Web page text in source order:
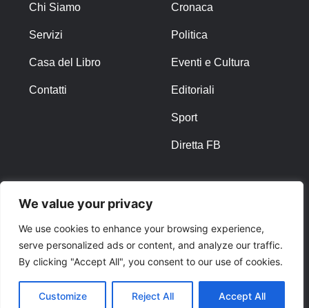
We value your privacy
We use cookies to enhance your browsing experience,
serve personalized ads or content, and analyze our traffic.
By clicking "Accept All", you consent to our use of cookies.
Customize Reject All Accept All
Chi Siamo
Servizi
Casa del Libro
Contatti
Cronaca
Politica
Eventi e Cultura
Editoriali
Sport
Diretta FB
Privacy Policy